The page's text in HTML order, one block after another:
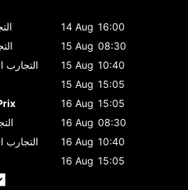
14 Aug 16:00
15 Aug 08:30
التجارب 15 Aug 10:40
15 Aug 15:05
16 Aug 15:05
16 Aug 08:30
التجارب 16 Aug 10:40
16 Aug 15:05